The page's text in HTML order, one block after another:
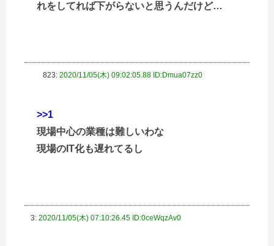
れをしてれば下がらないと思うんだけど…
823: 2020/11/05(木) 09:02:05.88 ID:Dmua07zz0
>>1
現場中心の業種は難しいわな
現場のIT化も遅れてるし
3: 2020/11/05(木) 07:10:26.45 ID:0ceWqzAv0